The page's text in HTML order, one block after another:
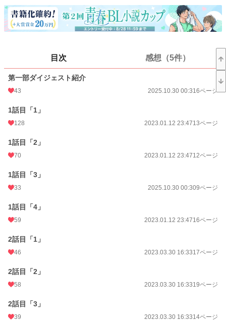
ページ数 542
更新日時 2026.05.22 22:09
303 pt (76 位)
月間ポイント 877 pt (98 位)
年間ポイント
累計ポイント
目次 感想（5件）
第一部ダイジェスト紹介
43 2025.10.30 00:316ページ
1話目「1」
128 2023.01.12 23:4713ページ
1話目「2」
70 2023.01.12 23:4712ページ
1話目「3」
33 2025.10.30 00:309ページ
1話目「4」
59 2023.01.12 23:4716ページ
2話目「1」
46 2023.03.30 16:3317ページ
2話目「2」
58 2023.03.30 16:3319ページ
2話目「3」
39 2023.03.30 16:3314ページ